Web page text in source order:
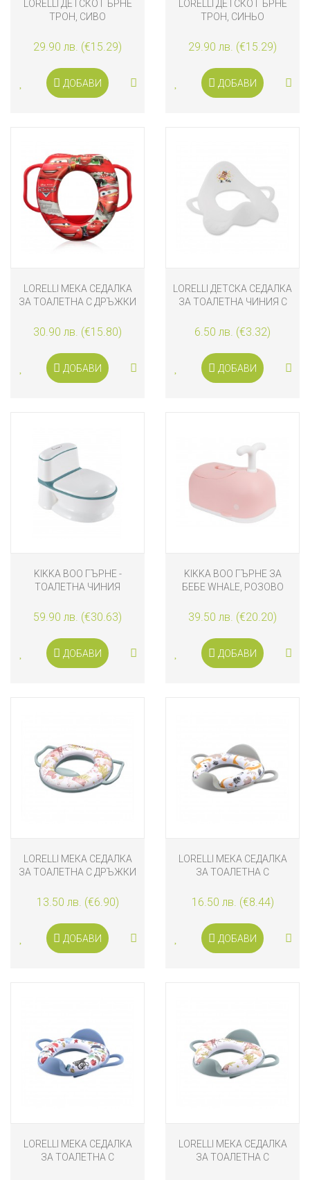
LORELLI ДЕТСКО ГЪРНЕ
ТРОН, СИВО
29.90 лв. (€15.29)
ДОБАВИ
LORELLI ДЕТСКО ГЪРНЕ
ТРОН, СИНЬО
29.90 лв. (€15.29)
ДОБАВИ
LORELLI МЕКА СЕДАЛКА
ЗА ТОАЛЕТНА С ДРЪЖКИ
30.90 лв. (€15.80)
ДОБАВИ
LORELLI ДЕТСКА СЕДАЛКА
ЗА ТОАЛЕТНА ЧИНИЯ С
6.50 лв. (€3.32)
ДОБАВИ
KIKKA BOO ГЪРНЕ -
ТОАЛЕТНА ЧИНИЯ
59.90 лв. (€30.63)
ДОБАВИ
KIKKA BOO ГЪРНЕ ЗА
БЕБЕ WHALE, РОЗОВО
39.50 лв. (€20.20)
ДОБАВИ
LORELLI МЕКА СЕДАЛКА
ЗА ТОАЛЕТНА С ДРЪЖКИ
13.50 лв. (€6.90)
ДОБАВИ
LORELLI МЕКА СЕДАЛКА
ЗА ТОАЛЕТНА С
16.50 лв. (€8.44)
ДОБАВИ
LORELLI МЕКА СЕДАЛКА
ЗА ТОАЛЕТНА С
LORELLI МЕКА СЕДАЛКА
ЗА ТОАЛЕТНА С